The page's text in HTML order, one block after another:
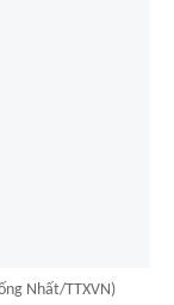
Nhất/TTXVN)